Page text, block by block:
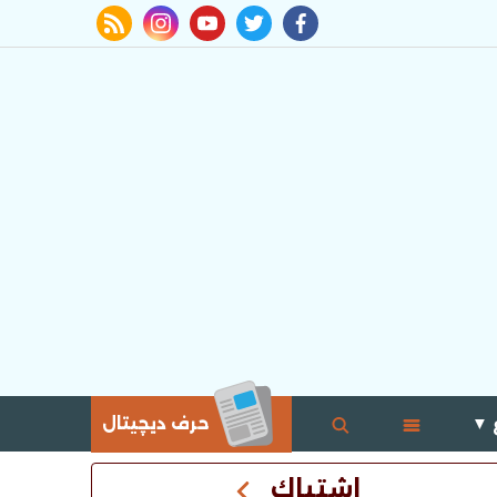
facebook
twitter
youtube
instagram
rss feed
▼ حرف ديچيتال
اشتباك